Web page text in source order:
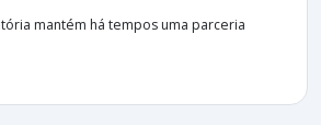
mantém há tempos uma parceria